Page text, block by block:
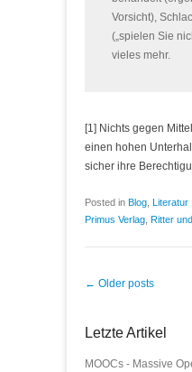
Vorsicht),
(„spielen Sie
vieles mehr.
[1] Nichts gegen
einen hohen
sicher ihre
Posted in Blog Literatur
Primus Verlag Ritter
Post navigation
← Older posts
Letzte Artikel
MOOCs - Massive